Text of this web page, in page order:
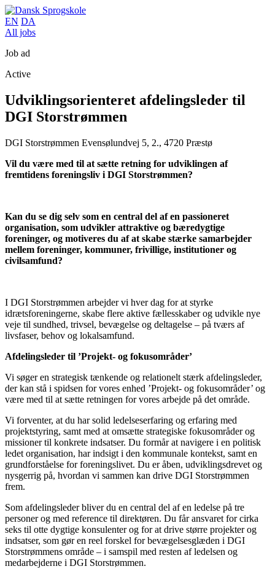
EN DA
All jobs
Job ad
Active
Udviklingsorienteret afdelingsleder til
DGI Storstrømmen
DGI Storstrømmen Evensølundvej 5, 2., 4720 Præstø
Vil du være med til at sætte retning for udviklingen af
fremtidens foreningsliv i DGI Storstrømmen?
Kan du se dig selv som en central del af en passioneret
organisation, som udvikler attraktive og bæredygtige
foreninger, og motiveres du af at skabe stærke samarbejder
mellem foreninger, kommuner, frivillige, institutioner og
civilsamfund?
I DGI Storstrømmen arbejder vi hver dag for at styrke
idrætsforeningerne, skabe flere aktive fællesskaber og udvikle nye
veje til sundhed, trivsel, bevægelse og deltagelse – på tværs af
livsfaser, behov og lokalsamfund.
Afdelingsleder til ’Projekt- og fokusområder’
Vi søger en strategisk tænkende og relationelt stærk afdelingsleder,
der kan stå i spidsen for vores enhed ’Projekt- og fokusområder’ og
være med til at sætte retningen for vores arbejde på det område.
Vi forventer, at du har solid ledelseserfaring og erfaring med
projektstyring, samt med at omsætte strategiske fokusområder og
missioner til konkrete indsatser. Du formår at navigere i en politisk
ledet organisation, har indsigt i den kommunale kontekst, samt en
grundforståelse for foreningslivet. Du er åben, udviklingsdrevet og
nysgerrig på, hvordan vi sammen kan drive DGI Storstrømmen
frem.
Som afdelingsleder bliver du en central del af en ledelse på tre
personer og med reference til direktøren. Du får ansvaret for cirka
seks til otte dygtige konsulenter og for at drive større projekter og
indsatser, som gør en reel forskel for bevægelsesglæden i DGI
Storstrømmens område – i samspil med resten af ledelsen og
medarbejderne i DGI Storstrømmen.